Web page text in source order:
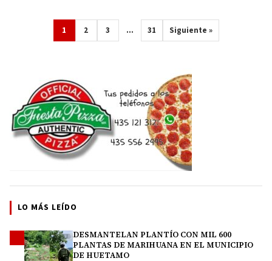
1 2 3 … 31 Siguiente »
LO MÁS LEÍDO
DESMANTELAN PLANTÍO CON MIL 600
PLANTAS DE MARIHUANA EN EL MUNICIPIO
DE HUETAMO